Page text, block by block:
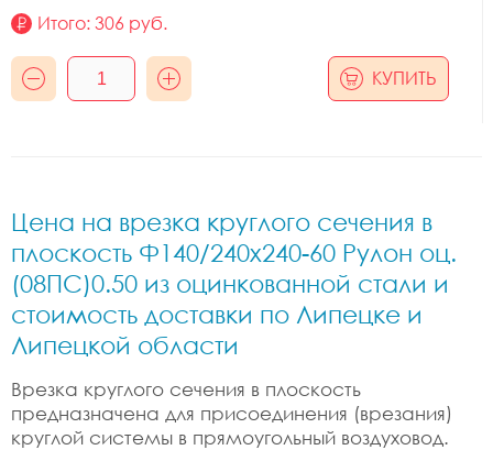
Итого: 306 руб.
КУПИТЬ
Цена на врезка круглого сечения в
плоскость Ф140/240x240-60 Рулон оц.
(08ПС)0.50 из оцинкованной стали и
стоимость доставки по Липецке и
Липецкой области
Врезка круглого сечения в плоскость
предназначена для присоединения (врезания)
круглой системы в прямоугольный воздуховод.